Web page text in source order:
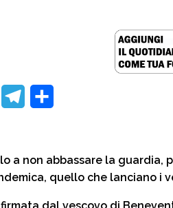
W
e
d
a non abbassare la
quello che lanciano i